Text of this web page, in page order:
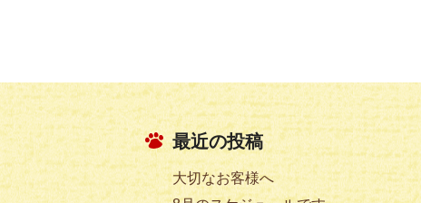
最近の投稿
大切なお客様へ